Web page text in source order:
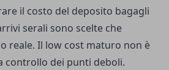
il costo del deposito bagagli
serali sono scelte che
reale. Il low cost maturo non è
controllo dei punti deboli.